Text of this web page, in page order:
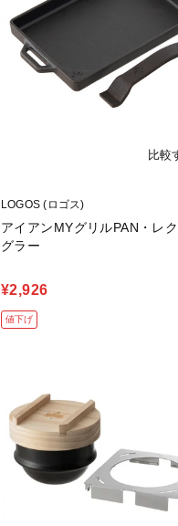
比較
LOGOS (ロゴス)
アイアンMYグリルPAN・レ
グラー
¥2,926
値下げ